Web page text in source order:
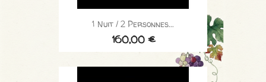
1 Nuit / 2 Personnes...
160,00 €